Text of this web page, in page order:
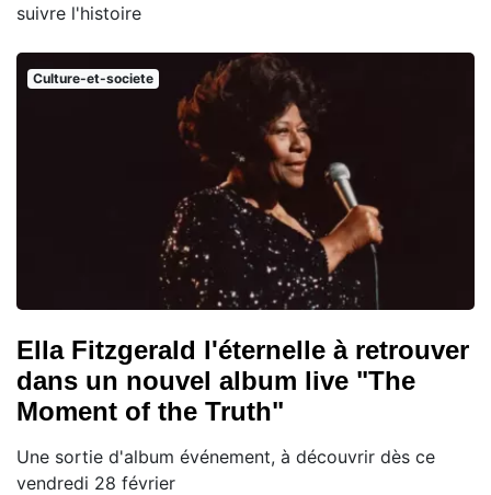
suivre l'histoire
Culture-et-societe
Ella Fitzgerald l'éternelle à retrouver
dans un nouvel album live "The
Moment of the Truth"
Une sortie d'album événement, à découvrir dès ce
vendredi 28 février